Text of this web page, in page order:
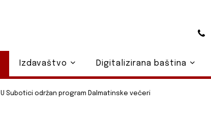
U Subotici održan program Dalmatinske večeri
Izdavaštvo Digitalizirana baština